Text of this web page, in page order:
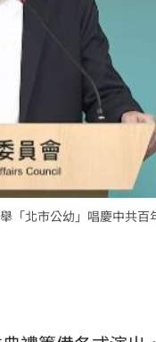
「北市公幼」唱慶中共